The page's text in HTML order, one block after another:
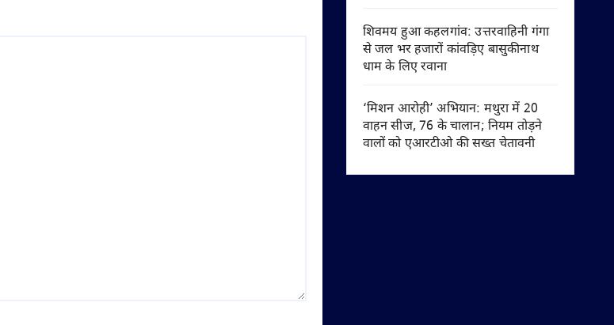
शिवमय हुआ कहलगांव: उत्तरवाहिनी गंगा
से जल भर हजारों कांवड़िए बासुकीनाथ
धाम के लिए रवाना
‘मिशन आरोही’ अभियान: मथुरा में 20
वाहन सीज, 76 के चालान; नियम तोड़ने
वालों को एआरटीओ की सख्त चेतावनी